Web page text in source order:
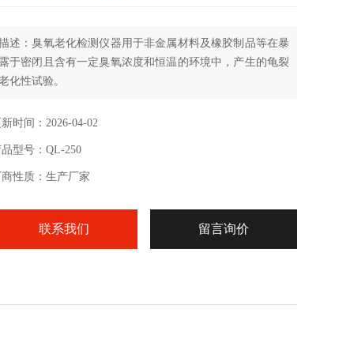
述：臭氧老化检测仪器用于非金属材料及橡胶制品等在暴
露于密闭且含有一定臭氧浓度和恒温的环境中，产生的龟裂
化性试验。
新时间：2026-04-02
品型号：QL-250
商性质：生产厂家
联系我们 留言询价